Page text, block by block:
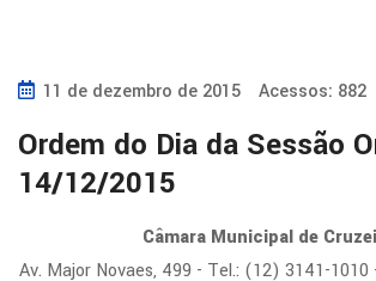
11 de dezembro de 2015 Acessos: 882
Ordem do Dia da Sessão
14/12/2015
Câmara Municipal de
Av. Major Novaes, 499 - Tel.: (12) 3141-1010